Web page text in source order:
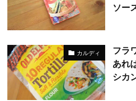
ソー
カルディ
フラ
あれ
シカ